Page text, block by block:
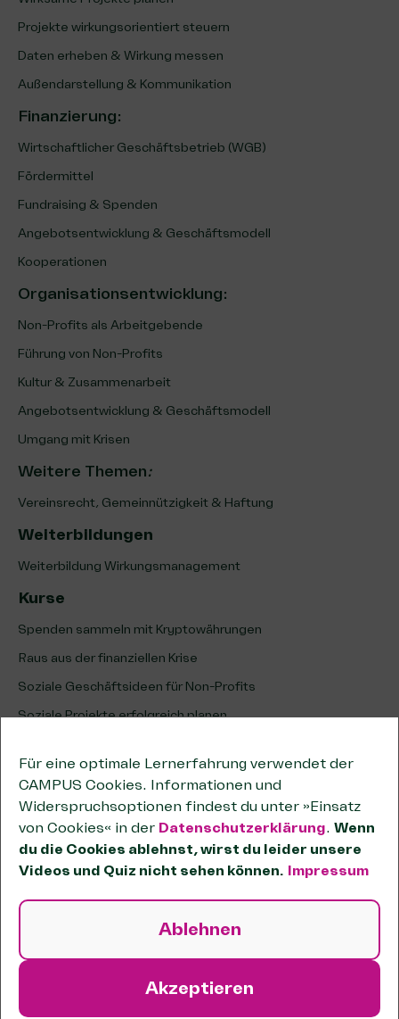
Für eine optimale Lernerfahrung verwendet der
CAMPUS Cookies. Informationen und
Widerspruchsoptionen findest du unter »Einsatz
von Cookies« in der Datenschutzerklärung. Wenn
du die Cookies ablehnst, wirst du leider unsere
Videos und Quiz nicht sehen können. Impressum
Akzeptieren
Ablehnen
Projekte wirkungsorientiert steuern
Daten erheben & Wirkung messen
Außendarstellung & Kommunikation
Finanzierung:
Wirtschaftlicher Geschäftsbetrieb (WGB)
Fördermittel
Fundraising & Spenden
Angebotsentwicklung & Geschäftsmodell
Kooperationen
Organisationsentwicklung:
Non-Profits als Arbeitgebende
Führung von Non-Profits
Kultur & Zusammenarbeit
Angebotsentwicklung & Geschäftsmodell
Umgang mit Krisen
Weitere Themen:
Vereinsrecht, Gemeinnützigkeit & Haftung
Weiterbildungen
Weiterbildung Wirkungsmanagement
Kurse
Spenden sammeln mit Kryptowährungen
Raus aus der finanziellen Krise
Soziale Geschäftsideen für Non-Profits
Soziale Projekte erfolgreich planen
Unternehmenskooperationen
Kooperationen wirksam planen
Tipps zum wirtschaftlichen Geschäftsbetrieb
Passende Förderstiftungen finden
Verein gründen
© 2020-2026 SKala-CAMPUS